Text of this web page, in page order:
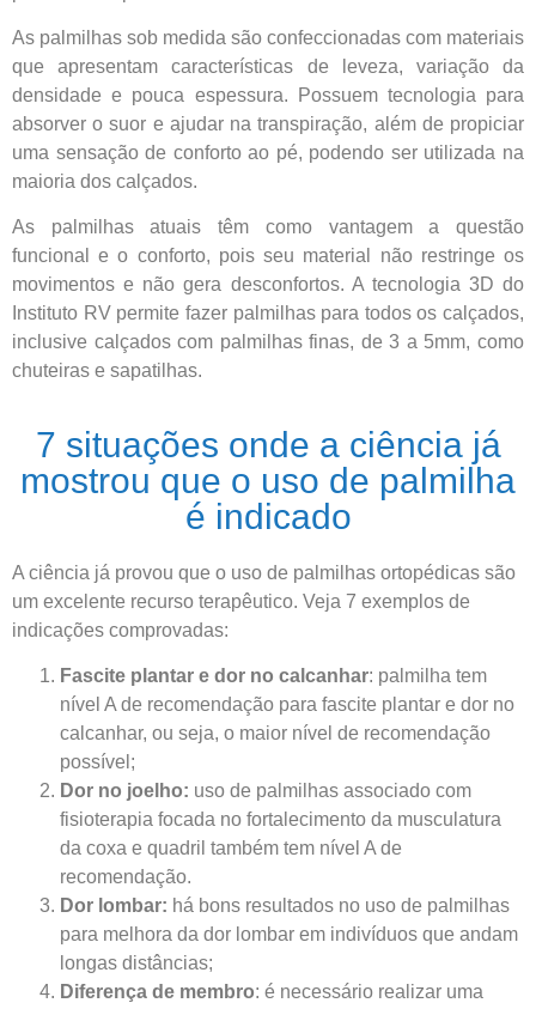
As palmilhas sob medida são confeccionadas com materiais
que apresentam características de leveza, variação da
densidade e pouca espessura. Possuem tecnologia para
absorver o suor e ajudar na transpiração, além de propiciar
uma sensação de conforto ao pé, podendo ser utilizada na
maioria dos calçados.
As palmilhas atuais têm como vantagem a questão
funcional e o conforto, pois seu material não restringe os
movimentos e não gera desconfortos. A tecnologia 3D do
Instituto RV permite fazer palmilhas para todos os calçados,
inclusive calçados com palmilhas finas, de 3 a 5mm, como
chuteiras e sapatilhas.
7 situações onde a ciência já
mostrou que o uso de palmilha
é indicado
A ciência já provou que o uso de palmilhas ortopédicas são
um excelente recurso terapêutico. Veja 7 exemplos de
indicações comprovadas:
Fascite plantar e dor no calcanhar: palmilha tem
nível A de recomendação para fascite plantar e dor no
calcanhar, ou seja, o maior nível de recomendação
possível;
Dor no joelho: uso de palmilhas associado com
fisioterapia focada no fortalecimento da musculatura
da coxa e quadril também tem nível A de
recomendação.
Dor lombar: há bons resultados no uso de palmilhas
para melhora da dor lombar em indivíduos que andam
longas distâncias;
Diferença de membro: é necessário realizar uma